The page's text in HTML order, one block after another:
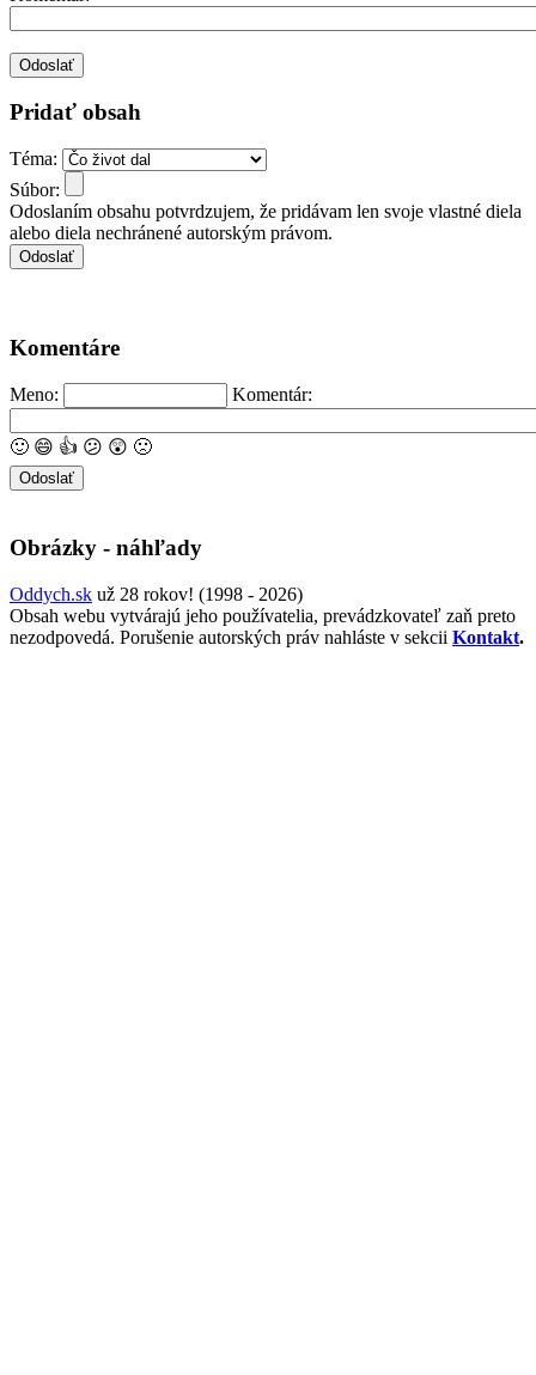
Pridať obsah
Téma:
Súbor:
Odoslaním obsahu potvrdzujem, že pridávam len svoje vlastné diela
alebo diela nechránené autorským právom.
Komentáre
Meno: Komentár:
🙂 😄 👍 😕 😲 🙁
Obrázky - náhľady
Oddych.sk už 28 rokov! (1998 - 2026)
Obsah webu vytvárajú jeho používatelia, prevádzkovateľ zaň preto
nezodpovedá. Porušenie autorských práv nahláste v sekcii Kontakt.